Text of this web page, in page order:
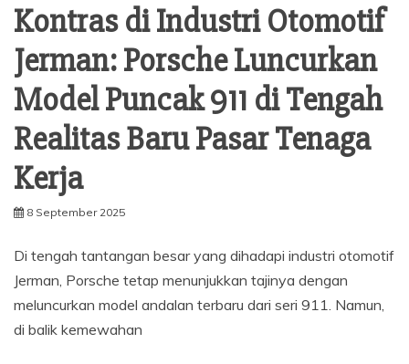
Kontras di Industri Otomotif
Jerman: Porsche Luncurkan
Model Puncak 911 di Tengah
Realitas Baru Pasar Tenaga
Kerja
8 September 2025
Di tengah tantangan besar yang dihadapi industri otomotif
Jerman, Porsche tetap menunjukkan tajinya dengan
meluncurkan model andalan terbaru dari seri 911. Namun,
di balik kemewahan